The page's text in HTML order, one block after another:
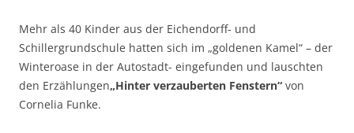
Mehr als 40 Kinder aus der Eichendorff- und
Schillergrundschule hatten sich im „goldenen Kamel“ – der
Winteroase in der Autostadt- eingefunden und lauschten
den Erzählungen„Hinter verzauberten Fenstern“ von
Cornelia Funke.